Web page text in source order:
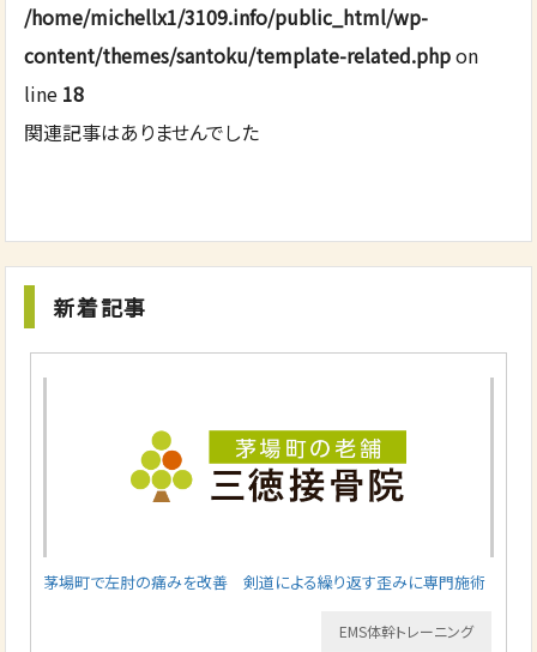
/home/michellx1/3109.info/public_html/wp-
content/themes/santoku/template-related.phpon
line 18
関連記事はありませんでした
新着記事
茅場町で左肘の痛みを改善 剣道による繰り返す歪みに専門施術
EMS体幹トレーニング